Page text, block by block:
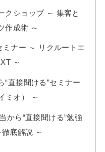
クショップ ～ 集客と
作成術 ～
ミナー ～ リクルートエ
～
直接聞ける”セミナー
ミオ） ～
から“直接聞ける”勉強
底解説 ～